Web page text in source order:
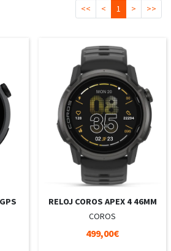
<< < 1 > >>
RELOJ COROS APEX 4 46MM
COROS
499,00€